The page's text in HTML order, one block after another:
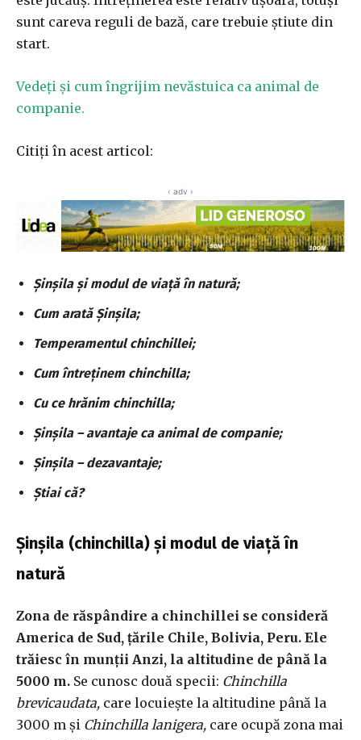
sunt careva reguli de bază, care trebuie știute din
start.
Vedeți și cum îngrijim nevăstuica ca animal de
companie.
Citiți în acest articol:
‹ adv ›
Șinșila și modul de viață în natură;
Cum arată Șinșila;
Temperamentul chinchillei;
Cum întreținem chinchilla;
Cu ce hrănim chinchilla;
Șinșila – avantaje ca animal de companie;
Șinșila – dezavantaje;
Știai că?
Șinșila (chinchilla) și modul de viață în
natură
Zona de răspândire a chinchillei se consideră
America de Sud, țările Chile, Bolivia, Peru. Ele
trăiesc în munții Anzi, la altitudine de până la
5000 m. Se cunosc două specii: Chinchilla
brevicaudata, care locuiește la altitudine până la
3000 m și Chinchilla lanigera, care ocupă zona mai